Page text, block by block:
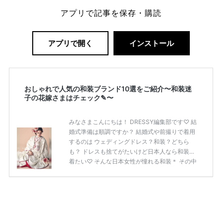
アプリで記事を保存・購読
アプリで開く インストール
おしゃれで人気の和装ブランド10選をご紹介〜和装迷
子の花嫁さまはチェック✎〜
みなさまこんにちは！ DRESSY編集部です♡ 結
婚式準備は順調ですか？ 結婚式や前撮りで着用
するのは ウェディングドレス？和装？どちら
も？ ドレスも捨てがたいけど日本人なら和装を
着たい♡ そんな日本女性が憧れる和装＊ その中